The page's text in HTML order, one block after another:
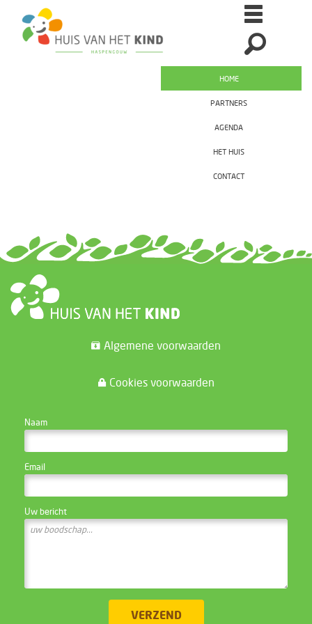
HOME
PARTNERS
AGENDA
HET HUIS
CONTACT
Algemene voorwaarden
Cookies voorwaarden
Naam
Email
Uw bericht
VERZEND